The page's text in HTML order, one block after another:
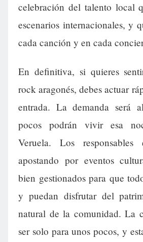
celebración del talento local
escenarios internacionales, y
cada canción y en cada
En definitiva, si quieres
rock aragonés, debes actuar
entrada. La demanda será
pocos podrán vivir esa
Veruela. Los responsables
apostando por eventos
bien gestionados para que
y puedan disfrutar del
natural de la comunidad. La
ser solo para unos pocos, y